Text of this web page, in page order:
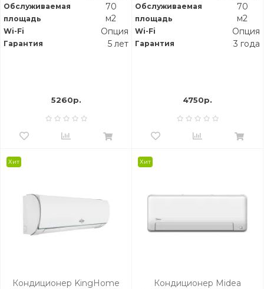
Обслуживаемая
площадь
70
м2
Wi-Fi Опция
Гарантия 5 лет
5260р.
Обслуживаемая
площадь
70
м2
Wi-Fi Опция
Гарантия 3 года
4750р.
Хит
Кондиционер KingHome
Хит
Кондиционер Midea